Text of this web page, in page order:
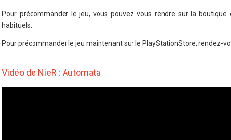
Pour précommander le jeu, vous pouvez vous rendre sur la
habituels.
Pour précommander le jeu maintenant sur le PlayStationStore, rendez-
Vidéo de NieR : Automata